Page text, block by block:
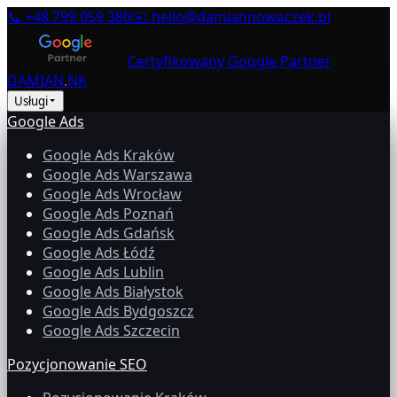
📞 +48 799 059 380✉️ hello@damiannowaczek.pl
Certyfikowany Google Partner
DAMIAN.NK
Usługi
Google Ads
Google Ads Kraków
Google Ads Warszawa
Google Ads Wrocław
Google Ads Poznań
Google Ads Gdańsk
Google Ads Łódź
Google Ads Lublin
Google Ads Białystok
Google Ads Bydgoszcz
Google Ads Szczecin
Pozycjonowanie SEO